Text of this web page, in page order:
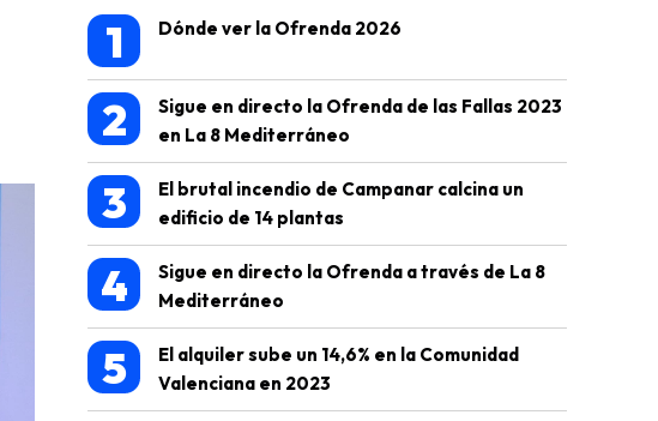
1 Dónde ver la Ofrenda 2026
2
Sigue en directo la Ofrenda de las Fallas 2023
en La 8 Mediterráneo
3
El brutal incendio de Campanar calcina un
edificio de 14 plantas
4
Sigue en directo la Ofrenda a través de La 8
Mediterráneo
5
El alquiler sube un 14,6% en la Comunidad
Valenciana en 2023